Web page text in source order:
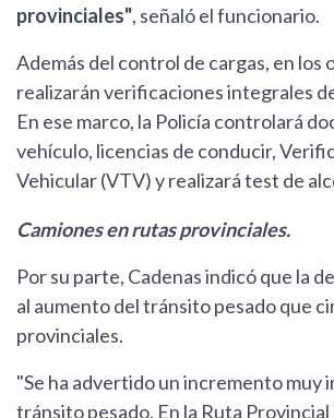
provinciales", señaló el funcionario.
Además del control de cargas, en los
realizarán verificaciones integrales
En ese marco, la Policía controlará
vehículo, licencias de conducir,
Vehicular (VTV) y realizará test de
Camiones en rutas provinciales.
Por su parte, Cadenas indicó que la
al aumento del tránsito pesado que
provinciales.
"Se ha advertido un incremento muy
tránsito pesado. En la Ruta Provincial